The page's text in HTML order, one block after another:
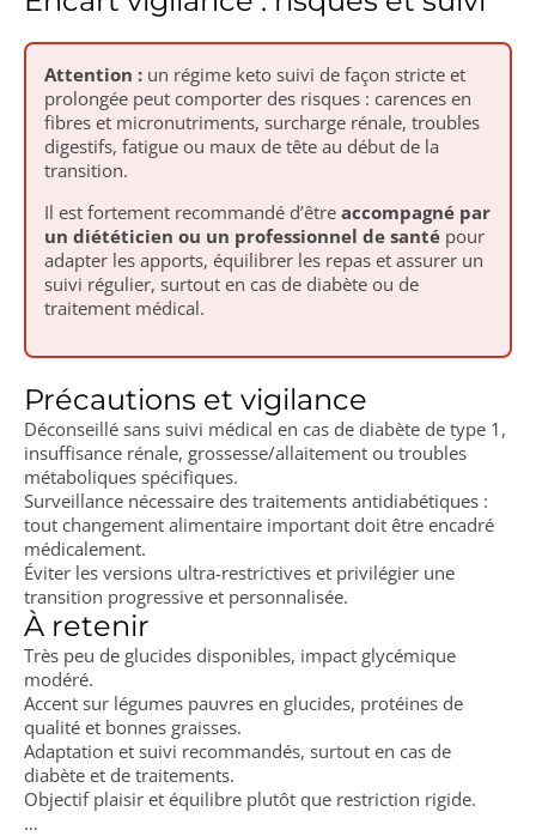
Attention : un régime keto suivi de façon stricte et
prolongée peut comporter des risques : carences en
fibres et micronutriments, surcharge rénale, troubles
digestifs, fatigue ou maux de tête au début de la
transition.
Il est fortement recommandé d’être accompagné par
un diététicien ou un professionnel de santé pour
adapter les apports, équilibrer les repas et assurer un
suivi régulier, surtout en cas de diabète ou de
traitement médical.
Précautions et vigilance
Déconseillé sans suivi médical en cas de diabète de type 1,
insuffisance rénale, grossesse/allaitement ou troubles
métaboliques spécifiques.
Surveillance nécessaire des traitements antidiabétiques :
tout changement alimentaire important doit être encadré
médicalement.
Éviter les versions ultra-restrictives et privilégier une
transition progressive et personnalisée.
À retenir
Très peu de glucides disponibles, impact glycémique
modéré.
Accent sur légumes pauvres en glucides, protéines de
qualité et bonnes graisses.
Adaptation et suivi recommandés, surtout en cas de
diabète et de traitements.
Objectif plaisir et équilibre plutôt que restriction rigide.
…